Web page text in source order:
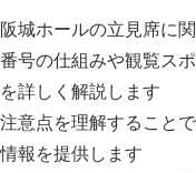
城ホールの立見席に
号の仕組みや観覧ス
詳しく解説します
意点を理解すること
報を提供します